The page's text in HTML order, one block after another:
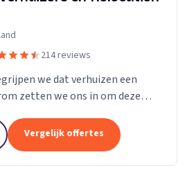
214 reviews
we dat verhuizen een
zetten we ons in om deze
ervaring in de
Vergelijk offertes